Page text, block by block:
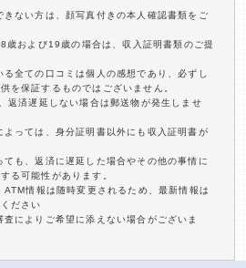
ない方は、顔写真付きの本人確認書類をご
歳および19歳の場合は、収入証明書類のご提
全ての口コミは個人の感想であり、必ずし
を保証するものではございません。
返済遅延しない場合は郵送物が発生しませ
っては、身分証明書以外にも収入証明書が
も、返済に遅延した場合やその他の事情に
る可能性があります。
情報は随時変更されるため、最新情報は
ださい
によりご希望に添えない場合がございま